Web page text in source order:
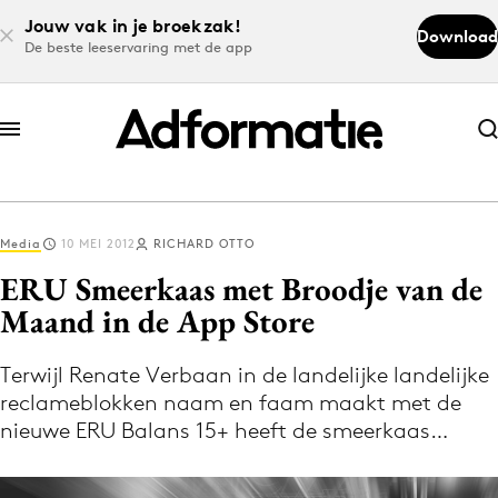
Jouw vak in je broekzak!
De beste leeservaring met de app
Download
Abonneer nu
Abonneer nu
Log in
Download de app
Volg het laatste nieuws via de Adformatie
Nieuws app
Media 10 MEI 2012 RICHARD OTTO
ERU Smeerkaas met Broodje van de
Maand in de App Store
Terwijl Renate Verbaan in de landelijke landelijke
reclameblokken naam en faam maakt met de
nieuwe ERU Balans 15+ heeft de smeerkaas…